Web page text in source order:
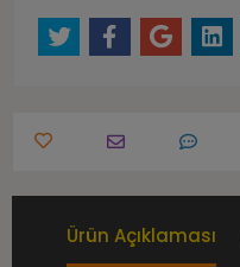
Ürün Açıklaması